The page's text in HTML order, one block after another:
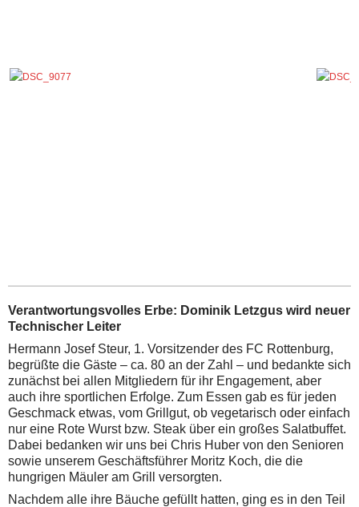
Verantwortungsvolles Erbe: Dominik Letzgus wird neuer
Technischer Leiter
Hermann Josef Steur, 1. Vorsitzender des FC Rottenburg,
begrüßte die Gäste – ca. 80 an der Zahl – und bedankte sich
zunächst bei allen Mitgliedern für ihr Engagement, aber
auch ihre sportlichen Erfolge. Zum Essen gab es für jeden
Geschmack etwas, vom Grillgut, ob vegetarisch oder einfach
nur eine Rote Wurst bzw. Steak über ein großes Salatbuffet.
Dabei bedanken wir uns bei Chris Huber von den Senioren
sowie unserem Geschäftsführer Moritz Koch, die die
hungrigen Mäuler am Grill versorgten.
Nachdem alle ihre Bäuche gefüllt hatten, ging es in den Teil